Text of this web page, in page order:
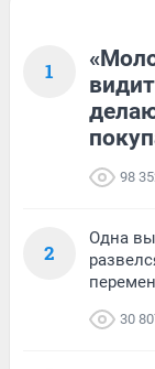
1
98
2
Одна
30